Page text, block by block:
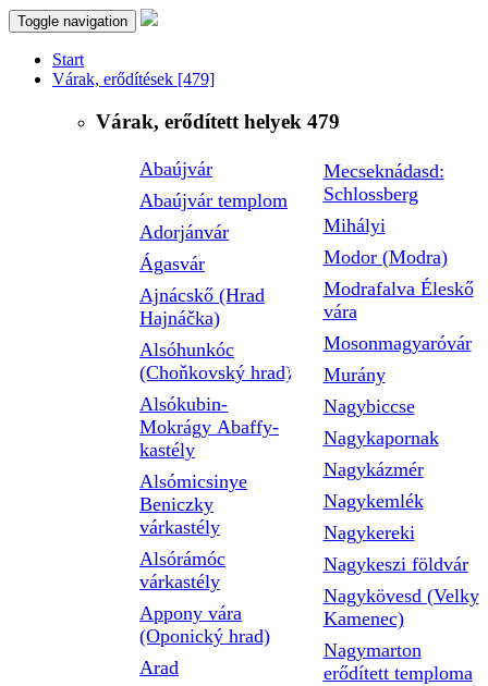
Toggle navigation
Start
Várak, erődítések [479]
Várak, erődített helyek 479
Abaújvár
Abaújvár templom
Adorjánvár
Ágasvár
Ajnácskő (Hrad
Hajnáčka)
Alsóhunkóc
(Choňkovský hrad)
Alsókubin-
Mokrágy Abaffy-
kastély
Alsómicsinye
Beniczky
várkastély
Alsórámóc
várkastély
Appony vára
(Oponický hrad)
Arad
Mecseknádasd:
Schlossberg
Mihályi
Modor (Modra)
Modrafalva Éleskő
vára
Mosonmagyaróvár
Murány
Nagybiccse
Nagykapornak
Nagykázmér
Nagykemlék
Nagykereki
Nagykeszi földvár
Nagykövesd (Velky
Kamenec)
Nagymarton
erődített temploma